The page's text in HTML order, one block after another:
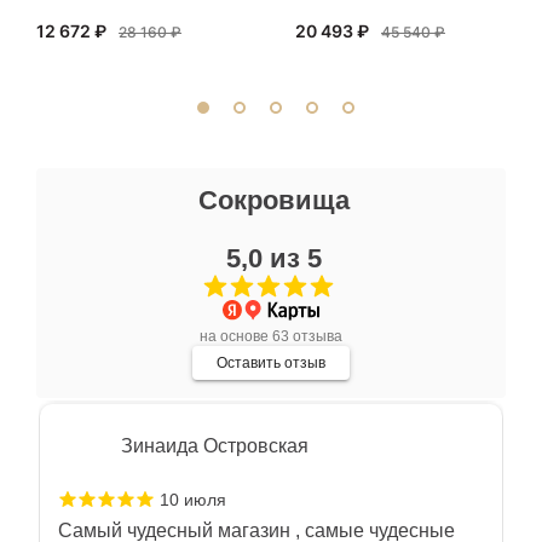
12 672 ₽ 28 160 ₽ 20 493 ₽ 45 540 ₽
Сокровища
5,0 из 5
на основе 63 отзыва
Оставить отзыв
индивидуально и завораживает своей
Прекрасные авторские работы, интересно,
красиво, на свой вкус подобрать можно что
Отзыв Яндекс.Карты
Зинаида Островская
10 июля
Самый чудесный магазин , самые чудесные